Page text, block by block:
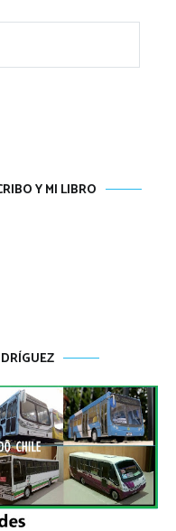
Y MI LIBRO